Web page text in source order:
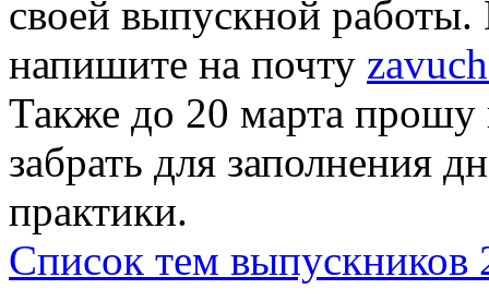
своей выпускной работы.
напишите на почту
Также до 20 марта прошу
забрать для заполнения
практики.
Список тем выпускников